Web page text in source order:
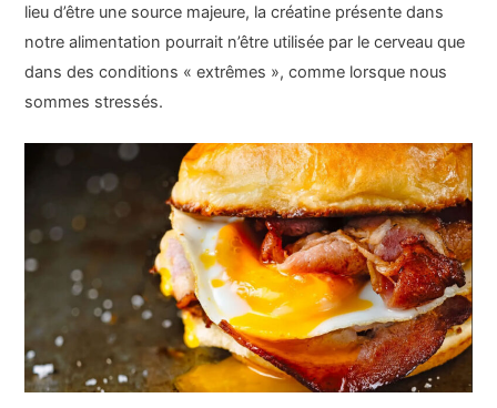
lieu d’être une source majeure, la créatine présente dans
notre alimentation pourrait n’être utilisée par le cerveau que
dans des conditions « extrêmes », comme lorsque nous
sommes stressés.